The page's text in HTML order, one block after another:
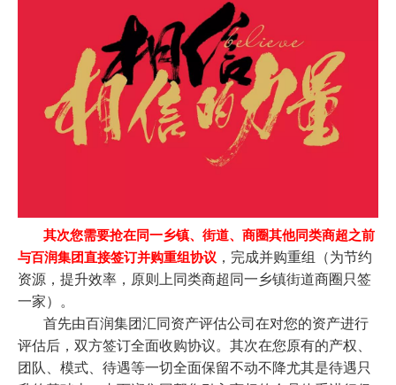
其次您需要抢在同一乡镇、街道、商圈其他同类商超之前
与百润集团直接签订并购重组协议 ，完成并购重组（为节约
资源，提升效率，原则上同类商超同一乡镇街道商圈只签
一家）。
首先由百润集团汇同资产评估公司在对您的资产进行
评估后，双方签订全面收购协议。其次在您原有的产权、
团队、模式、待遇等一切全面保留不动不降尤其是待遇只